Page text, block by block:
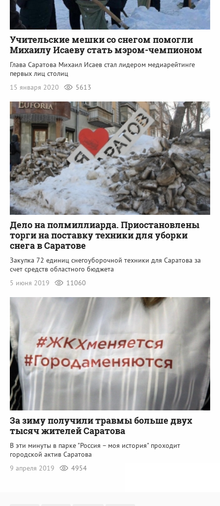
Учительские мешки со снегом помогли
Михаилу Исаеву стать мэром-чемпионом
Глава Саратова Михаил Исаев стал лидером медиарейтинге
первых лиц столиц
15 января 2020
5613
Дело на полмиллиарда. Приостановлены
торги на поставку техники для уборки
снега в Саратове
Закупка 72 единиц снегоуборочной техники для Саратова за
счет средств областного бюджета
5 июня 2019
11060
За зиму получили травмы больше двух
тысяч жителей Саратова
В эти минуты в парке "Россия – моя история" проходит
городской актив Саратова
9 апреля 2019
4954